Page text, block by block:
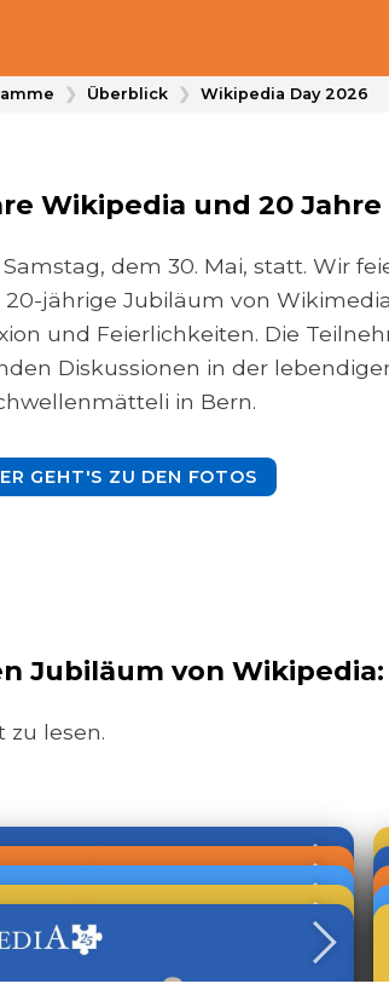
❯ Überblick ❯ Wikipedia Day 2026
Wikipedia und 20
dem 30. Mai, statt. Wir
jährige Jubiläum von Wikimedia
und Feierlichkeiten. Die
Diskussionen in der
in Bern.
GEHT'S ZU DEN FOTOS
Jubiläum von Wikipedia:
zu lesen.